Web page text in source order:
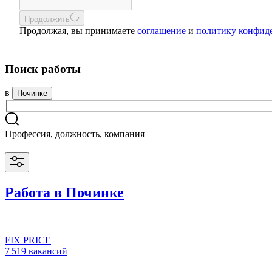
Продолжить
Продолжая, вы принимаете соглашение и политику
Поиск работы
в Починке
Профессия, должность, компания
Работа в Починке
FIX PRICE
7 519 вакансий